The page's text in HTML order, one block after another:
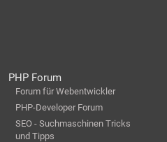
PHP Forum
Forum für Webentwickler
PHP-Developer Forum
SEO - Suchmaschinen Tricks
und Tipps